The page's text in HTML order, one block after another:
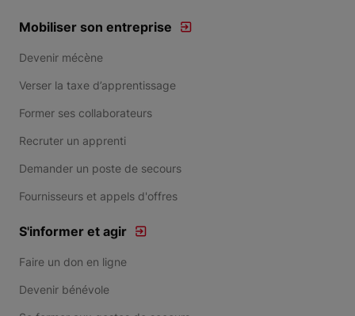
Mobiliser son entreprise
Devenir mécène
Verser la taxe d’apprentissage
Former ses collaborateurs
Recruter un apprenti
Demander un poste de secours
Fournisseurs et appels d'offres
S'informer et agir
Faire un don en ligne
Devenir bénévole